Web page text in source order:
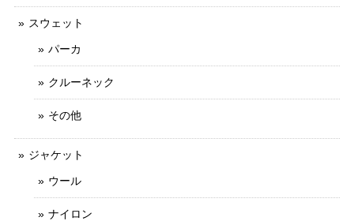
スウェット
パーカ
クルーネック
その他
ジャケット
ウール
ナイロン